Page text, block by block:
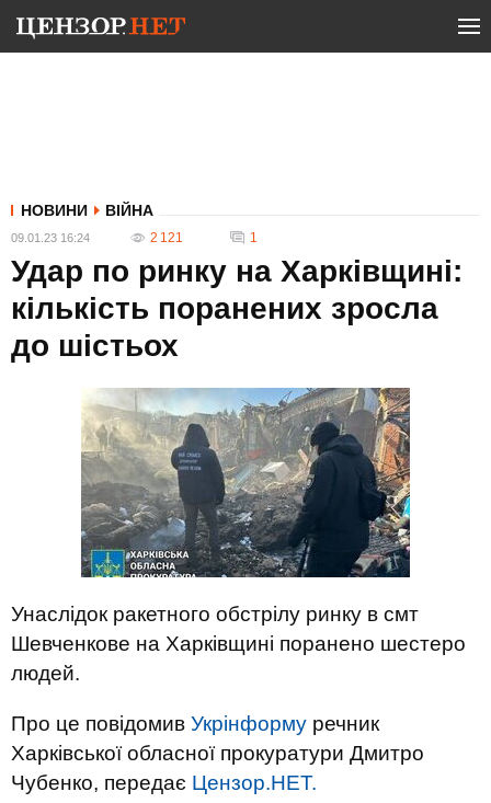
НОВИНИ ВІЙНА
09.01.23 16:24 2 121 1
Удар по ринку на Харківщині:
кількість поранених зросла
до шістьох
Унаслідок ракетного обстрілу ринку в смт
Шевченкове на Харківщині поранено шестеро
людей.
Про це повідомив Укрінформу речник
Харківської обласної прокуратури Дмитро
Чубенко, передає Цензор.НЕТ.